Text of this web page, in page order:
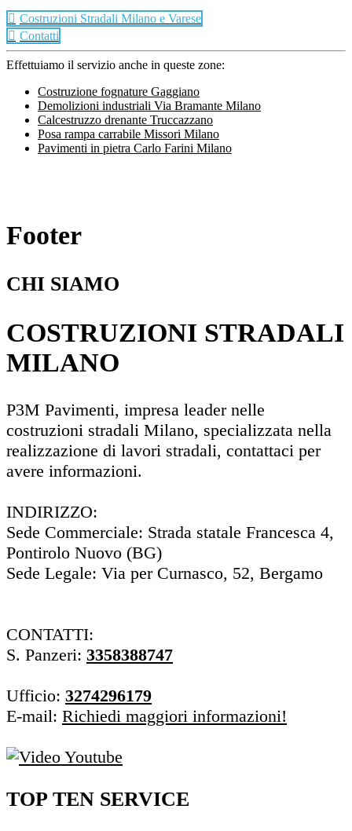
Costruzioni Stradali Milano e Varese
Contatti
Effettuiamo il servizio anche in queste zone:
Costruzione fognature Gaggiano
Demolizioni industriali Via Bramante Milano
Calcestruzzo drenante Truccazzano
Posa rampa carrabile Missori Milano
Pavimenti in pietra Carlo Farini Milano
Footer
CHI SIAMO
COSTRUZIONI STRADALI
MILANO
P3M Pavimenti, impresa leader nelle
costruzioni stradali Milano, specializzata nella
realizzazione di lavori stradali, contattaci per
avere informazioni.
INDIRIZZO:
Sede Commerciale: Strada statale Francesca 4,
Pontirolo Nuovo (BG)
Sede Legale: Via per Curnasco, 52, Bergamo
CONTATTI:
S. Panzeri: 3358388747
Ufficio: 3274296179
E-mail: Richiedi maggiori informazioni!
TOP TEN SERVICE